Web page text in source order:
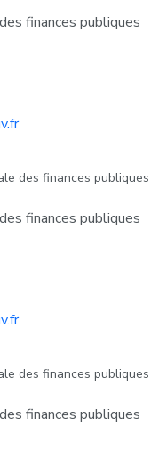
finances publiques
finances publiques
finances publiques